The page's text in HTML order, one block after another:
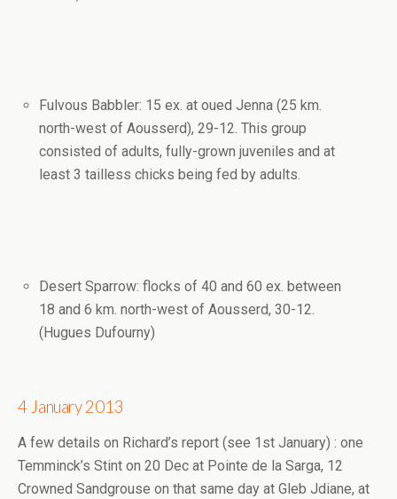
Fulvous Babbler: 15 ex. at oued Jenna (25 km.
north-west of Aousserd), 29-12. This group
consisted of adults, fully-grown juveniles and at
least 3 tailless chicks being fed by adults.
Desert Sparrow: flocks of 40 and 60 ex. between
18 and 6 km. north-west of Aousserd, 30-12.
(Hugues Dufourny)
4 January 2013
A few details on Richard’s report (see 1st January) : one
Temminck’s Stint on 20 Dec at Pointe de la Sarga, 12
Crowned Sandgrouse on that same day at Gleb Jdiane, at